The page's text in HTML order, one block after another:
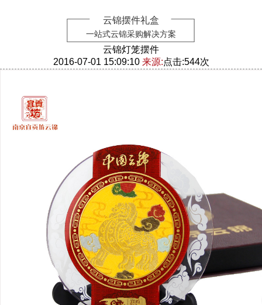
云锦摆件礼盒
一站式云锦采购解决方案
云锦灯笼摆件
2016-07-01 15:09:10 来源:点击:544次